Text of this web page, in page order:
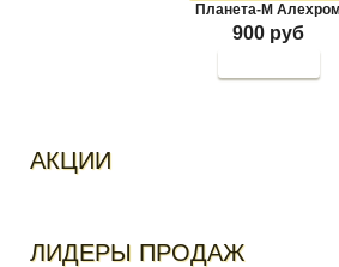
Планета-М Алехром
900 руб
АКЦИИ
ЛИДЕРЫ ПРОДАЖ